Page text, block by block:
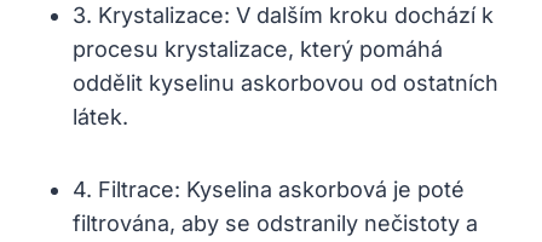
3. Krystalizace: V dalším kroku dochází k
procesu krystalizace, který pomáhá
oddělit kyselinu askorbovou od ostatních
látek.
4. Filtrace: Kyselina askorbová je poté
filtrována, aby se odstranily nečistoty a